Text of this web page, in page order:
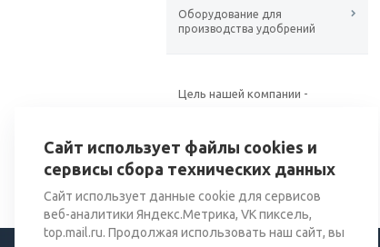
Оборудование для
производства удобрений
Цель нашей компании -
переработки зерна.
Сайт использует файлы cookies и
сервисы сбора технических данных
Сайт использует данные cookie для сервисов
веб-аналитики Яндекс.Метрика, VK пиксель,
top.mail.ru. Продолжая использовать наш сайт, вы